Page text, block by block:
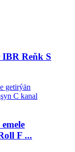
Reňk S
F ...